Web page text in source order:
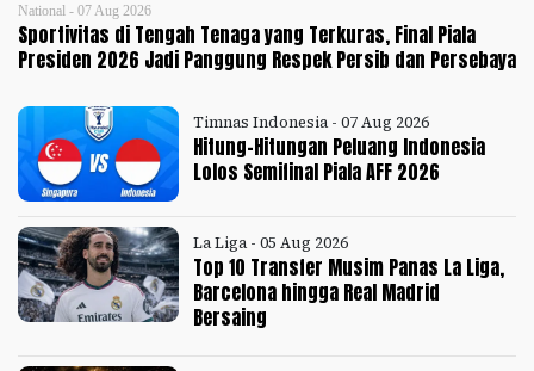
National - 07 Aug 2026
Sportivitas di Tengah Tenaga yang Terkuras, Final Piala
Presiden 2026 Jadi Panggung Respek Persib dan Persebaya
Timnas Indonesia - 07 Aug 2026
Hitung-Hitungan Peluang Indonesia
Lolos Semifinal Piala AFF 2026
La Liga - 05 Aug 2026
Top 10 Transfer Musim Panas La Liga,
Barcelona hingga Real Madrid
Bersaing